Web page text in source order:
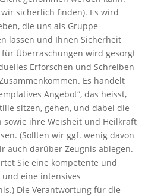
sicherlich finden). Es wird
die uns als Gruppe
lassen und Ihnen Sicherheit
Überraschungen wird gesorgt
Erforschen und Schreiben
Es handelt
Angebot“, das heisst,
sitzen, gehen, und dabei die
sowie ihre Weisheit und Heilkraft
(Sollten wir ggf. wenig davon
auch darüber Zeugnis ablegen.
Sie eine kompetente und
eine intensives
Die Verantwortung für die